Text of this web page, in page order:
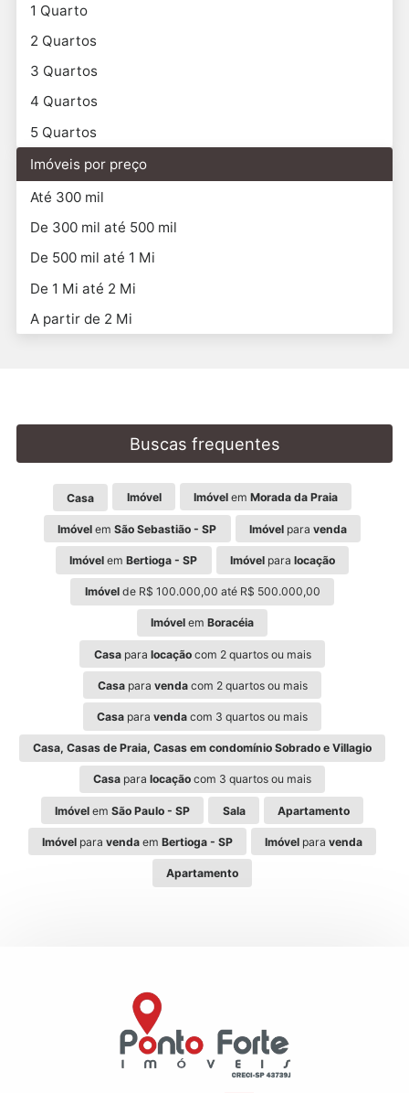
1 Quarto
2 Quartos
3 Quartos
4 Quartos
5 Quartos
Imóveis por preço
Até 300 mil
De 300 mil até 500 mil
De 500 mil até 1 Mi
De 1 Mi até 2 Mi
A partir de 2 Mi
Buscas frequentes
Casa Imóvel Imóvelem Morada da Praia
Imóvel emSão Sebastião - SP Imóvelpara venda
Imóvel emBertioga - SP Imóvelpara locação
Imóvelde R$ 100.000,00 até R$ 500.000,00
Imóvel em Boracéia
Casapara locaçãocom 2 quartos ou mais
Casapara vendacom 2 quartos ou mais
Casa para venda com 3 quartos ou mais
Casa, Casas de Praia, Casas em condomínio Sobrado e Villagio
Casa para locação com 3 quartos ou mais
Imóvel emSão Paulo - SP Sala Apartamento
Imóvelpara vendaem Bertioga - SP Imóvel paravenda
Apartamento